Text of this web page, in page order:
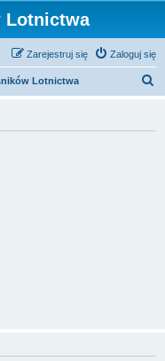
Lotnictwa
Zaloguj się
Zarejestruj się
Lotnictwa